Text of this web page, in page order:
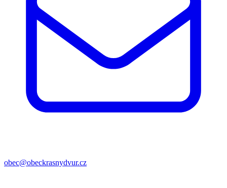
obec@obeckrasnydvur.cz